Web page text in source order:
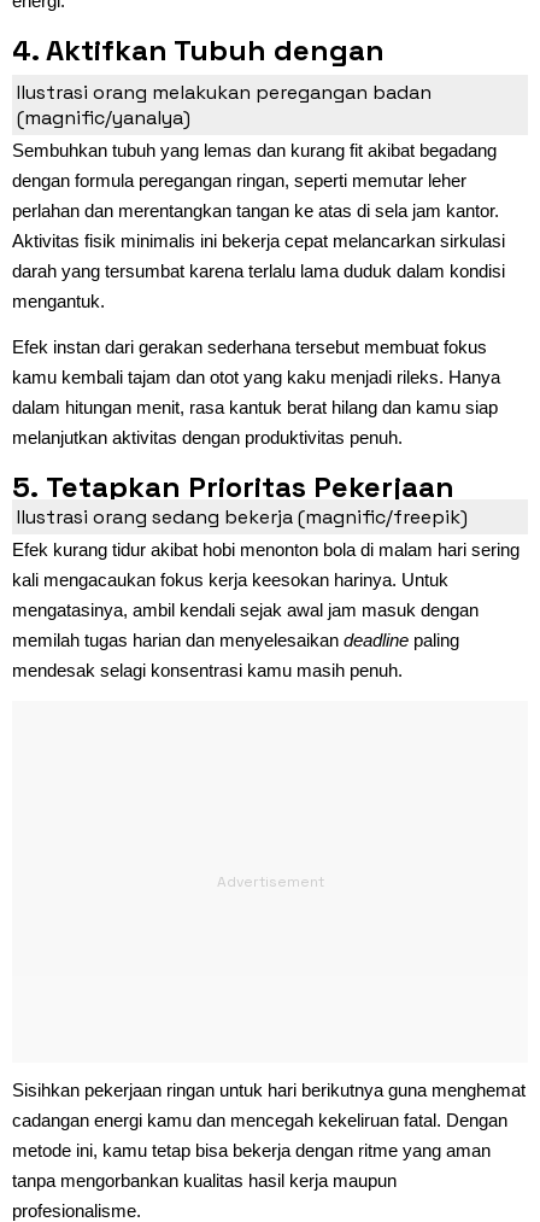
4. Aktifkan Tubuh dengan
Peregangan Ringan
Ilustrasi orang melakukan peregangan badan
(magnific/yanalya)
Sembuhkan tubuh yang lemas dan kurang fit akibat begadang
dengan formula peregangan ringan, seperti memutar leher
perlahan dan merentangkan tangan ke atas di sela jam kantor.
Aktivitas fisik minimalis ini bekerja cepat melancarkan sirkulasi
darah yang tersumbat karena terlalu lama duduk dalam kondisi
mengantuk.
Efek instan dari gerakan sederhana tersebut membuat fokus
kamu kembali tajam dan otot yang kaku menjadi rileks. Hanya
dalam hitungan menit, rasa kantuk berat hilang dan kamu siap
melanjutkan aktivitas dengan produktivitas penuh.
5. Tetapkan Prioritas Pekerjaan
Ilustrasi orang sedang bekerja (magnific/freepik)
Efek kurang tidur akibat hobi menonton bola di malam hari sering
kali mengacaukan fokus kerja keesokan harinya. Untuk
mengatasinya, ambil kendali sejak awal jam masuk dengan
memilah tugas harian dan menyelesaikan deadline paling
mendesak selagi konsentrasi kamu masih penuh.
Sisihkan pekerjaan ringan untuk hari berikutnya guna menghemat
cadangan energi kamu dan mencegah kekeliruan fatal. Dengan
metode ini, kamu tetap bisa bekerja dengan ritme yang aman
tanpa mengorbankan kualitas hasil kerja maupun
profesionalisme.